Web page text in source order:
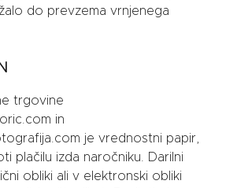
do prevzema vrnjenega
trgovine
in
je vrednostni papir,
plačilu izda naročniku. Darilni
obliki ali v elektronski obliki